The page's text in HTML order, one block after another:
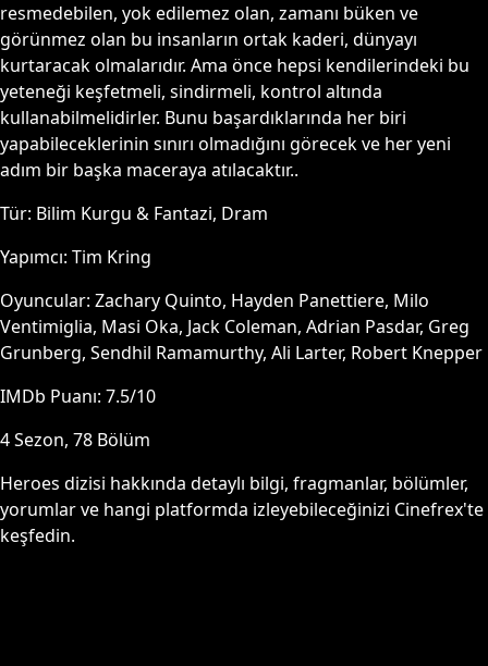
resmedebilen, yok edilemez olan, zamanı büken ve
görünmez olan bu insanların ortak kaderi, dünyayı
kurtaracak olmalarıdır. Ama önce hepsi kendilerindeki bu
yeteneği keşfetmeli, sindirmeli, kontrol altında
kullanabilmelidirler. Bunu başardıklarında her biri
yapabileceklerinin sınırı olmadığını görecek ve her yeni
adım bir başka maceraya atılacaktır..
Tür: Bilim Kurgu & Fantazi, Dram
Yapımcı: Tim Kring
Oyuncular: Zachary Quinto, Hayden Panettiere, Milo
Ventimiglia, Masi Oka, Jack Coleman, Adrian Pasdar, Greg
Grunberg, Sendhil Ramamurthy, Ali Larter, Robert Knepper
IMDb Puanı: 7.5/10
4Sezon, 78 Bölüm
Heroes dizisi hakkında detaylı bilgi, fragmanlar, bölümler,
yorumlar ve hangi platformda izleyebileceğinizi Cinefrex'te
keşfedin.